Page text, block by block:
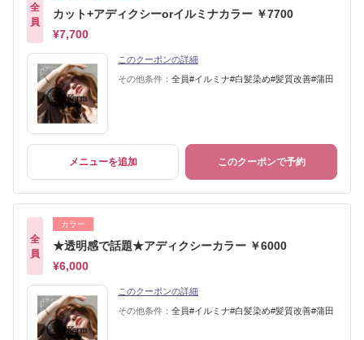
全
員
カット+アディクシーorイルミナカラー ￥7700
¥7,700
このクーポンの詳細
その他条件： 全員#イルミナ#白髪染め#髪質改善#蒲田
メニューを追加 このクーポンで予約
全
員
カラー
★透明感で話題★アディクシーカラー ￥6000
¥6,000
このクーポンの詳細
その他条件： 全員#イルミナ#白髪染め#髪質改善#蒲田